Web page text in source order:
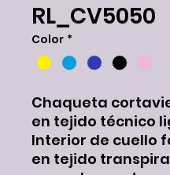
RL_CV5050
Color *
Chaqueta
en tejido técnico
Interior de cuello
en tejido